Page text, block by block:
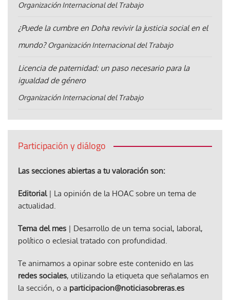
Organización Internacional del Trabajo
¿Puede la cumbre en Doha revivir la justicia social en el
mundo? Organización Internacional del Trabajo
Licencia de paternidad: un paso necesario para la
igualdad de género
Organización Internacional del Trabajo
Participación y diálogo
Las secciones abiertas a tu valoración son:
Editorial| La opinión de la HOAC sobre un tema de
actualidad.
Tema del mes | Desarrollo de un tema social, laboral,
político o eclesial tratado con profundidad.
Te animamos a opinar sobre este contenido en las
redes sociales, utilizando la etiqueta que señalamos en
la sección, o a participacion@noticiasobreras.es